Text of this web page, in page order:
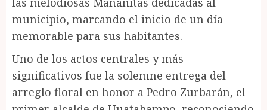
municipio, marcando el inicio de un día
memorable para sus habitantes.
Uno de los actos centrales y más
significativos fue la solemne entrega del
arreglo floral en honor a Pedro Zurbarán, el